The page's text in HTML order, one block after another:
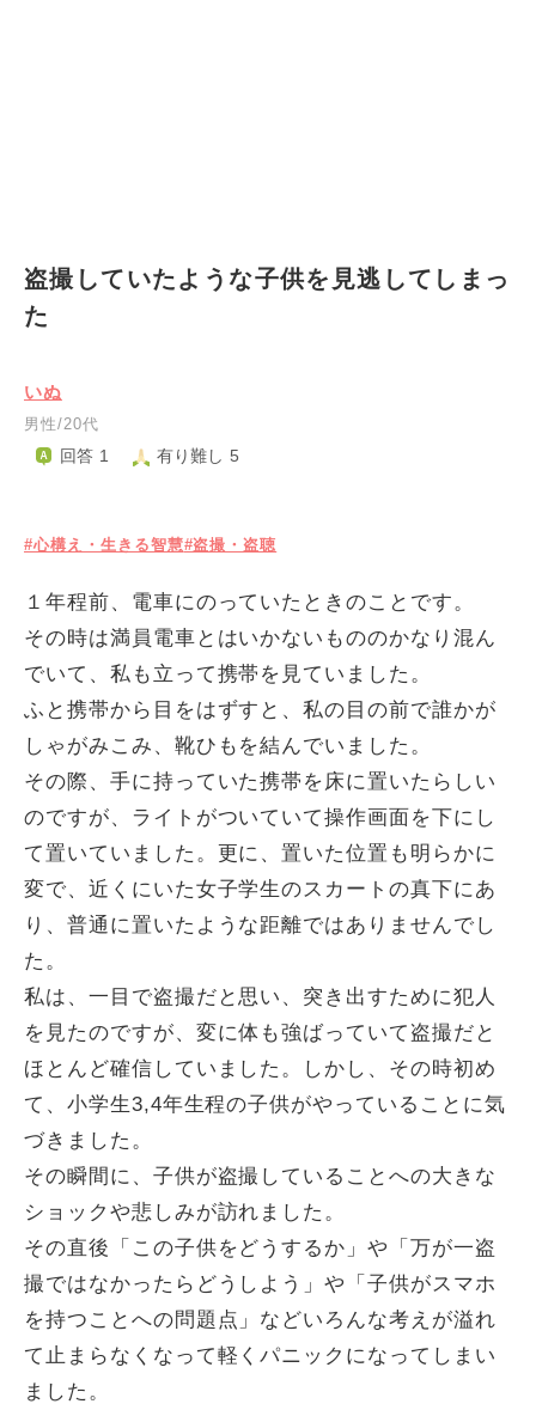
盗撮していたような子供を見逃してしまっ
た
いぬ
男性/20代
回答 1 有り難し 5
#心構え・生きる智慧#盗撮・盗聴
１年程前、電車にのっていたときのことです。
その時は満員電車とはいかないもののかなり混ん
でいて、私も立って携帯を見ていました。
ふと携帯から目をはずすと、私の目の前で誰かが
しゃがみこみ、靴ひもを結んでいました。
その際、手に持っていた携帯を床に置いたらしい
のですが、ライトがついていて操作画面を下にし
て置いていました。更に、置いた位置も明らかに
変で、近くにいた女子学生のスカートの真下にあ
り、普通に置いたような距離ではありませんでし
た。
私は、一目で盗撮だと思い、突き出すために犯人
を見たのですが、変に体も強ばっていて盗撮だと
ほとんど確信していました。しかし、その時初め
て、小学生3,4年生程の子供がやっていることに気
づきました。
その瞬間に、子供が盗撮していることへの大きな
ショックや悲しみが訪れました。
その直後「この子供をどうするか」や「万が一盗
撮ではなかったらどうしよう」や「子供がスマホ
を持つことへの問題点」などいろんな考えが溢れ
て止まらなくなって軽くパニックになってしまい
ました。